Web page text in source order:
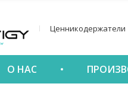
Ценникодержатели
О НАС